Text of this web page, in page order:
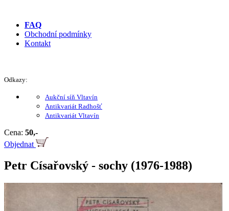
FAQ
Obchodní podmínky
Kontakt
Odkazy:
Aukční síň Vltavín
Antikvariát Radhošť
Antikvariát Vltavín
Cena: 50,-
Objednat
Petr Císařovský - sochy (1976-1988)